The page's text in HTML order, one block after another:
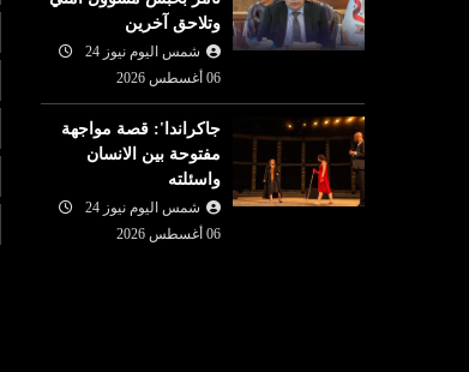
وتلاحق آخرين
شمس اليوم نيوز 24
06 أغسطس 2026
جاكراندا': قصة مواجهة
مفتوحة بين الانسان
واسئلته
شمس اليوم نيوز 24
06 أغسطس 2026
05 أغسطس
شمس اليوم نيوز 24
05 أغسطس
2026
لجنة برلمانية هندية تطالب
زوكربرغ بالاعتذار بعد حذف ميتا
فيديو لمودي